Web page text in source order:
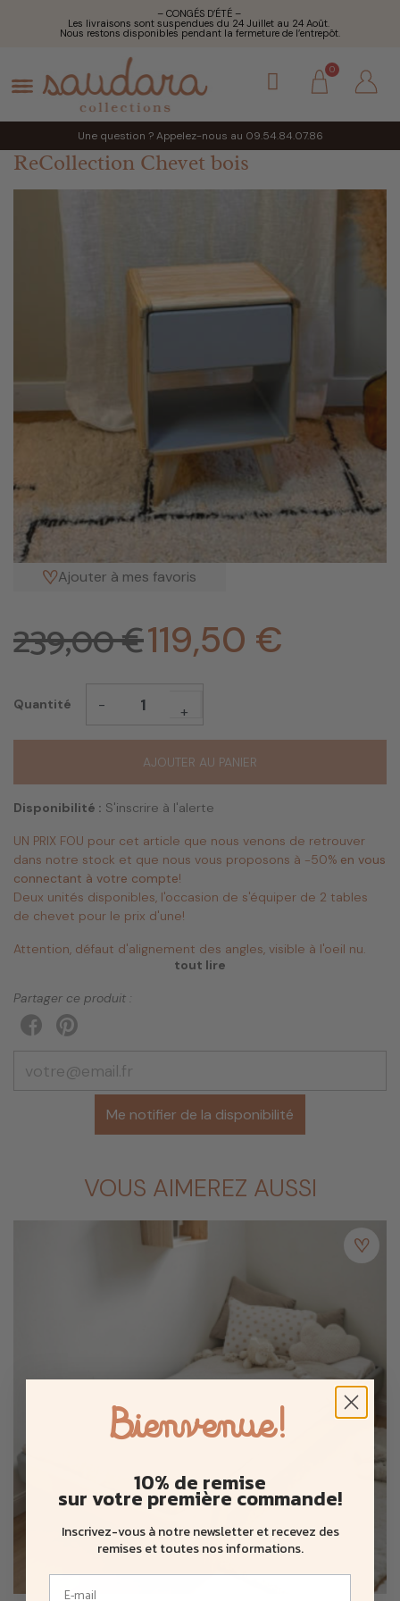
– CONGÉS D’ÉTÉ –
Les livraisons sont suspendues du 24 Juillet au 24 Août.
Nous restons disponibles pendant la fermeture de l’entrepôt.
Une question ? Appelez-nous au 09.54.84.07.86
ReCollection Chevet bois
Ajouter à mes favoris
239,00 €119,50 €
Quantité - +
AJOUTER AU PANIER
Disponibilité : S'inscrire à l'alerte
UN PRIX FOU pour cet article que nous venons de retrouver
dans notre stock et que nous vous proposons à -50% en vous
connectant à votre compte!
Deux unités disponibles, l'occasion de s'équiper de 2 tables
de chevet pour le prix d'une!
Attention, défaut d'alignement des angles, visible à l'oeil nu.
Conçu pour trôner à côté du lit, il apporte un esprit design
scandinave à la chambre ou au séjour.
Coloris: Naturel, intérieur et façade tiroir gris
Poids produit: 13 kg
Livraison à domicile en pied d'immeuble.
Tous nos articles sont fabriqués à la main au ♡ de Java dans
tout lire
Partager ce produit :
Me notifier de la disponibilité
VOUS AIMEREZ AUSSI
Bienvenue!
10% de remise
sur votre première commande!
Inscrivez-vous à notre newsletter et recevez des
remises et toutes nos informations.